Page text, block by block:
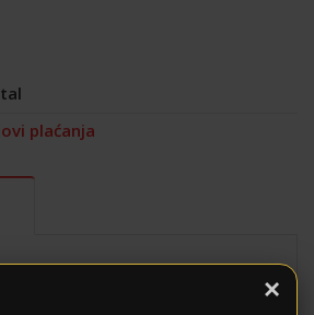
plaćanja
×